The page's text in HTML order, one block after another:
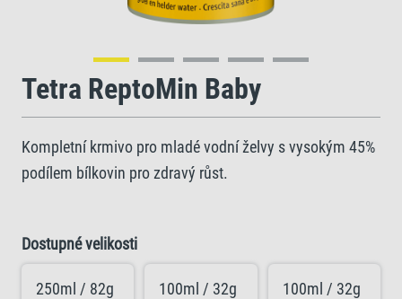
Tetra ReptoMin Baby
Kompletní krmivo pro mladé vodní želvy s vysokým 45%
podílem bílkovin pro zdravý růst.
Dostupné velikosti
250ml / 82g 100ml / 32g 100ml / 32g